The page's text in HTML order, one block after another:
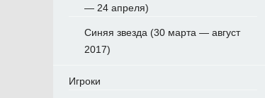
— 24 апреля)
Синяя звезда (30 марта — август
2017)
Игроки